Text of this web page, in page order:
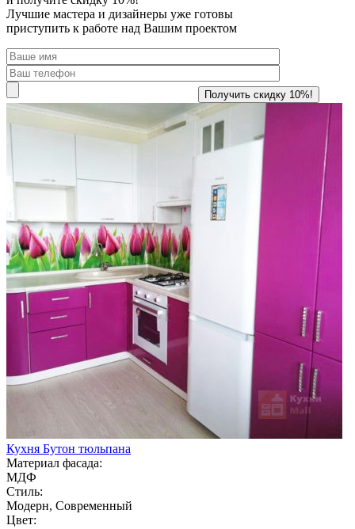
Лучшие мастера и дизайнеры уже готовы
приступить к работе над Вашим проектом
Кухня Бутон тюльпана
Материал фасада:
МДФ
Стиль:
Модерн, Современный
Цвет: